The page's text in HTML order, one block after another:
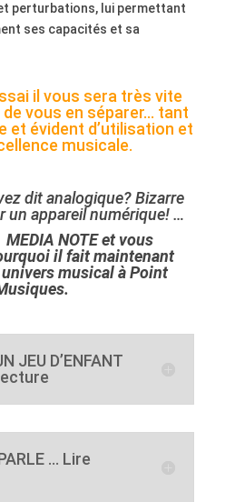
perturbations, lui permettant
ses capacités et sa
il vous sera très vite
vous en séparer… tant
et évident d’utilisation et
musicale.
dit analogique?Bizarre
un appareil numérique! …
MEDIA NOTE et vous
il fait maintenant
musical à Point
JEU D’ENFANT
... Lire